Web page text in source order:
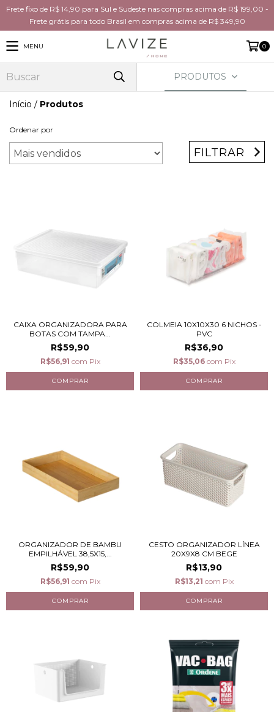
Frete fixo de R$ 14,90 para Sul e Sudeste nas compras acima de R$ 199,00 -
Frete grátis para todo Brasil em compras acima de R$ 349,90
MENU 0
PRODUTOS
Início / Produtos
Ordenar por
FILTRAR
CAIXA ORGANIZADORA PARA
BOTAS COM TAMPA...
R$59,90
R$56,91 com Pix
COLMEIA 10X10X30 6 NICHOS -
PVC
R$36,90
R$35,06 com Pix
ORGANIZADOR DE BAMBU
EMPILHÁVEL 38,5X15,...
R$59,90
R$56,91 com Pix
CESTO ORGANIZADOR LÍNEA
20X9X8 CM BEGE
R$13,90
R$13,21 com Pix